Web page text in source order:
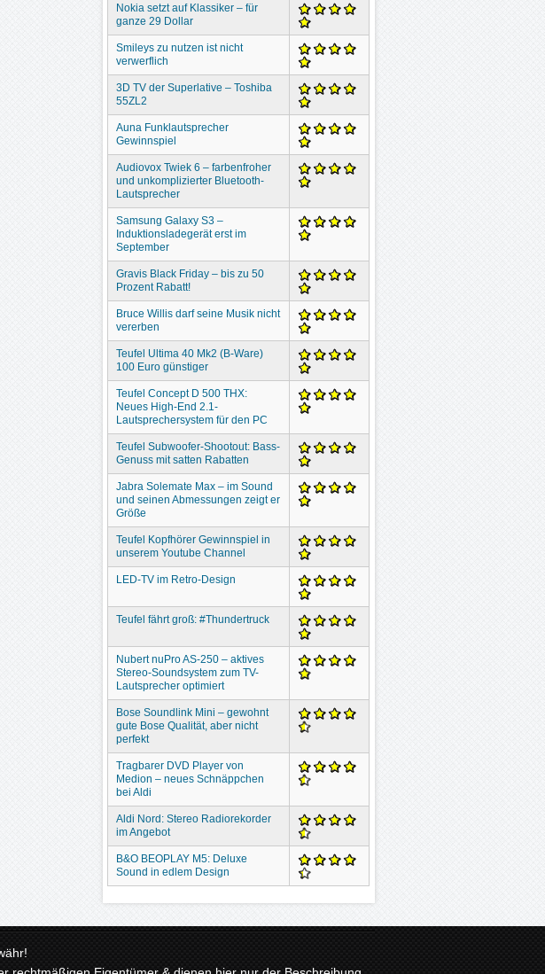
Nokia setzt auf Klassiker – für
ganze 29 Dollar
Smileys zu nutzen ist nicht
verwerflich
3D TV der Superlative – Toshiba
55ZL2
Auna Funklautsprecher
Gewinnspiel
Audiovox Twiek 6 – farbenfroher
und unkomplizierter Bluetooth-
Lautsprecher
Samsung Galaxy S3 –
Induktionsladegerät erst im
September
Gravis Black Friday – bis zu 50
Prozent Rabatt!
Bruce Willis darf seine Musik nicht
vererben
Teufel Ultima 40 Mk2 (B-Ware)
100 Euro günstiger
Teufel Concept D 500 THX:
Neues High-End 2.1-
Lautsprechersystem für den PC
Teufel Subwoofer-Shootout: Bass-
Genuss mit satten Rabatten
Jabra Solemate Max – im Sound
und seinen Abmessungen zeigt er
Größe
Teufel Kopfhörer Gewinnspiel in
unserem Youtube Channel
LED-TV im Retro-Design
Teufel fährt groß: #Thundertruck
Nubert nuPro AS-250 – aktives
Stereo-Soundsystem zum TV-
Lautsprecher optimiert
Bose Soundlink Mini – gewohnt
gute Bose Qualität, aber nicht
perfekt
Tragbarer DVD Player von
Medion – neues Schnäppchen
bei Aldi
Aldi Nord: Stereo Radiorekorder
im Angebot
B&O BEOPLAY M5: Deluxe
Sound in edlem Design